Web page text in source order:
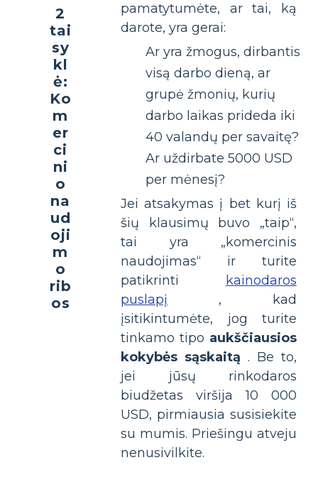
2
tai
sy
kl
ė:
Ko
m
er
ci
ni
o
na
ud
oji
m
o
rib
os
pamatytumėte, ar tai, ką
darote, yra gerai:
Ar yra žmogus, dirbantis
visą darbo dieną, ar
grupė žmonių, kurių
darbo laikas prideda iki
40 valandų per savaitę?
Ar uždirbate 5000 USD
per mėnesį?
Jei atsakymas į bet kurį iš
šių klausimų buvo „taip“,
tai yra „komercinis
naudojimas“ ir turite
patikrinti kainodaros
puslapį , kad
įsitikintumėte, jog turite
tinkamo tipo aukščiausios
kokybės sąskaitą . Be to,
jei jūsų rinkodaros
biudžetas viršija 10 000
USD, pirmiausia susisiekite
su mumis. Priešingu atveju
nenusivilkite.